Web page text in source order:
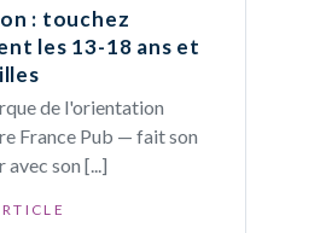
: touchez
les 13-18 ans et
de l'orientation
France Pub — fait son
son [...]